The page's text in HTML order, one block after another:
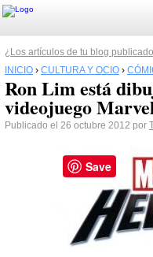
¿Los artículos de tu blog
INICIO › CULTURA Y OCIO ›
Ron Lim está
videojuego
Publicado el 26 octubre 2012 por
Save